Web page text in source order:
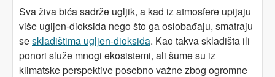
Sva živa bića sadrže ugljik, a kad iz atmosfere upijaju
više ugljen-dioksida nego što ga oslobađaju, smatraju
seskladištima ugljen-dioksida. Kao takva skladišta ili
ponori služe mnogi ekosistemi, ali šume su iz
klimatske perspektive posebno važne zbog ogromne